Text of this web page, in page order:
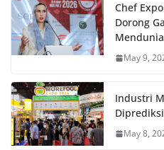
Chef
Dorong
Mendunia
May 9,
Industri
May 8,